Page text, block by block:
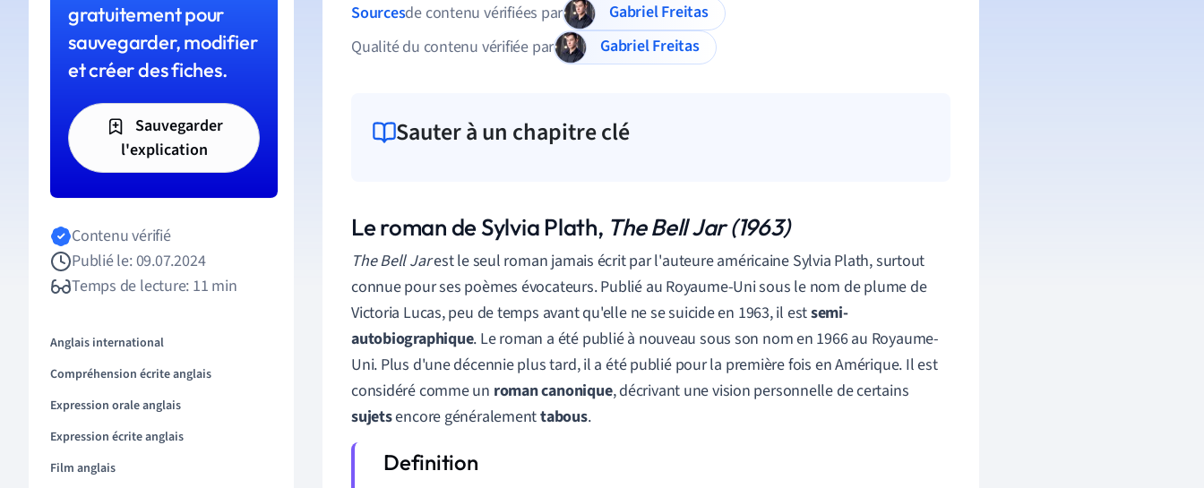
gratuitement pour
sauvegarder, modifier
et créer des fiches.
Sauvegarder
l'explication
Contenu vérifié
Publié le: 09.07.2024
Temps de lecture: 11 min
Anglais international
Compréhension écrite anglais
Expression orale anglais
Expression écrite anglais
Film anglais
Sourcesde contenu vérifiées par
Gabriel Freitas
Qualité du contenu vérifiée par
Gabriel Freitas
Sauter à un chapitre clé
Le roman de Sylvia Plath, The Bell Jar (1963)
The Bell Jarest le seul roman jamais écrit par l'auteure américaine Sylvia Plath, surtout
connue pour ses poèmes évocateurs. Publié au Royaume-Uni sous le nom de plume de
Victoria Lucas, peu de temps avant qu'elle ne se suicide en 1963, il estsemi-
autobiographique. Le roman a été publié à nouveau sous son nom en 1966 au Royaume-
Uni. Plus d'une décennie plus tard, il a été publié pour la première fois en Amérique. Il est
considéré comme un roman canonique, décrivant une vision personnelle de certains
sujetsencore généralementtabous.